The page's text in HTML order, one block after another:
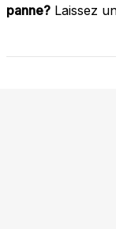
panne? Laissez